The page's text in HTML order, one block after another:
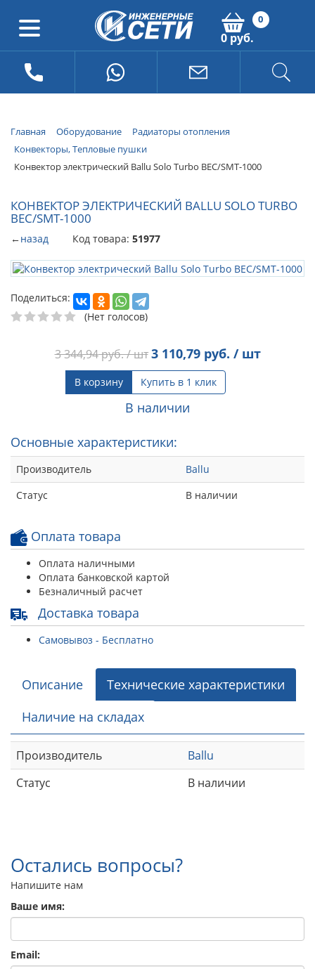
0
0 руб.
Главная Оборудование
Радиаторы отопления
Конвекторы, Тепловые пушки
Конвектор электрический Ballu Solo Turbo BEC/SMT-1000
КОНВЕКТОР ЭЛЕКТРИЧЕСКИЙ BALLU SOLO TURBO
BEC/SMT-1000
←назад Код товара: 51977
Поделиться:
(Нет голосов)
3 344,94руб. / шт 3 110,79руб. / шт
В корзину Купить в 1 клик
В наличии
Основные характеристики:
Производитель
Ballu
Статус
В наличии
Оплата товара
Оплата наличными
Оплата банковской картой
Безналичный расчет
Доставка товара
Самовывоз - Бесплатно
Описание
Технические характеристики
Наличие на складах
Производитель
Ballu
Статус
В наличии
Остались вопросы?
Напишите нам
Ваше имя:
Email: